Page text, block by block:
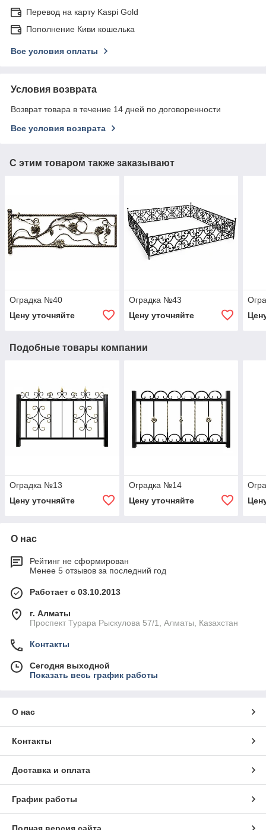
Перевод на карту Kaspi Gold
Пополнение Киви кошелька
Все условия оплаты
Условия возврата
Возврат товара в течение 14 дней по договоренности
Все условия возврата
С этим товаром также заказывают
Оградка №40
Цену уточняйте
Оградка №43
Цену уточняйте
Подобные товары компании
Оградка №13
Цену уточняйте
Оградка №14
Цену уточняйте
О нас
Рейтинг не сформирован
Менее 5 отзывов за последний год
Работает с 03.10.2013
г. Алматы
Проспект Турара Рыскулова 57/1, Алматы, Казахстан
Контакты
Сегодня выходной
Показать весь график работы
О нас
Контакты
Доставка и оплата
График работы